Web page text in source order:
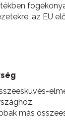
az EU
más